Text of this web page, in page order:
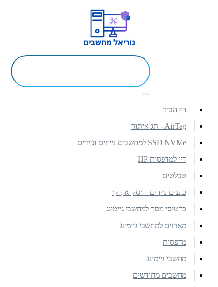
דף הבית
AirTag - תג איתור
SSD NVMe למחשבים נייחים וניידים
דיו למדפסות HP
טבלטים
כוננים ניידים ודיסק און קי
כרטיסי מסך למחשבי גיימינג
מארזים למחשבי גיימינג
מדפסות
מחשבי גיימינג
מחשבים מחודשים